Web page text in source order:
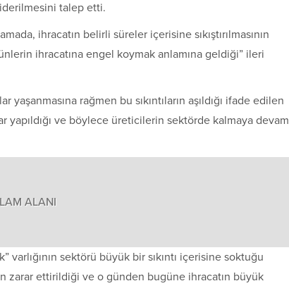
talep etti.
ihracatın belirli süreler içerisine sıkıştırılmasının
ihracatına engel koymak anlamına geldiği” ileri
rağmen bu sıkıntıların aşıldığı ifade edilen
yapıldığı ve böylece üreticilerin sektörde kalmaya devam
ALANI
varlığının sektörü büyük bir sıkıntı içerisine soktuğu
zarar ettirildiği ve o günden bugüne ihracatın büyük